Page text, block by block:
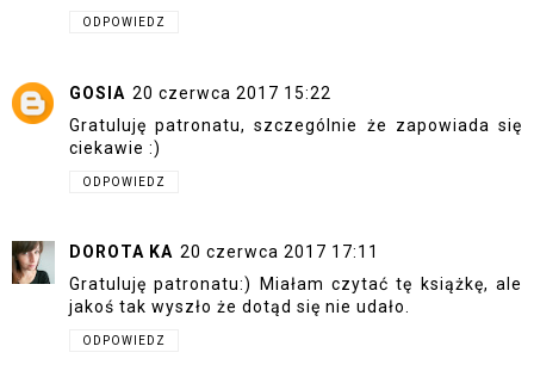
ODPOWIEDZ
GOSIA 20 czerwca 2017 15:22
Gratuluję patronatu, szczególnie że zapowiada się
ciekawie :)
ODPOWIEDZ
DOROTA KA 20 czerwca 2017 17:11
Gratuluję patronatu:) Miałam czytać tę książkę, ale
jakoś tak wyszło że dotąd się nie udało.
ODPOWIEDZ